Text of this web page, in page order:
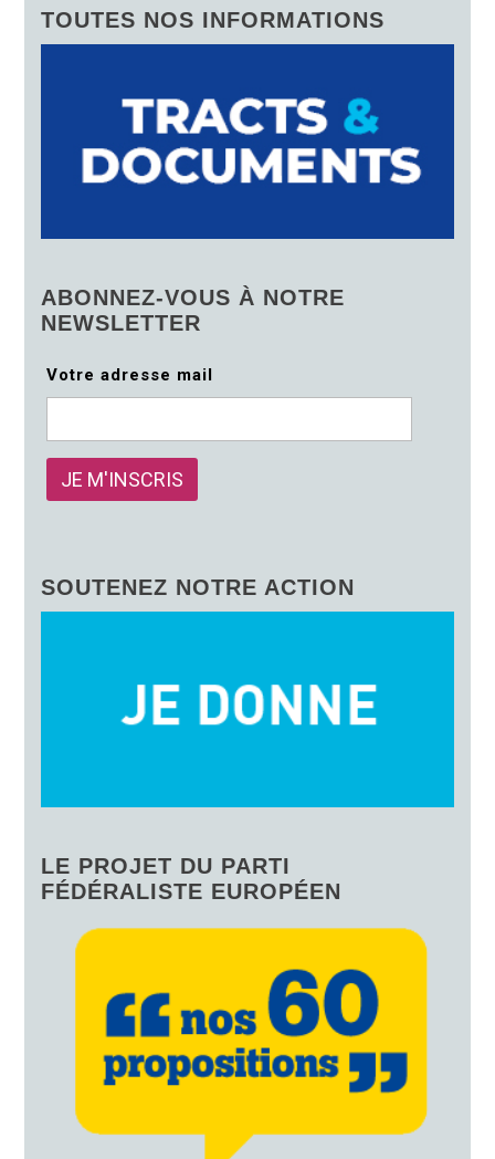
TOUTES NOS INFORMATIONS
ABONNEZ-VOUS À NOTRE
NEWSLETTER
Votre adresse mail
SOUTENEZ NOTRE ACTION
LE PROJET DU PARTI
FÉDÉRALISTE EUROPÉEN